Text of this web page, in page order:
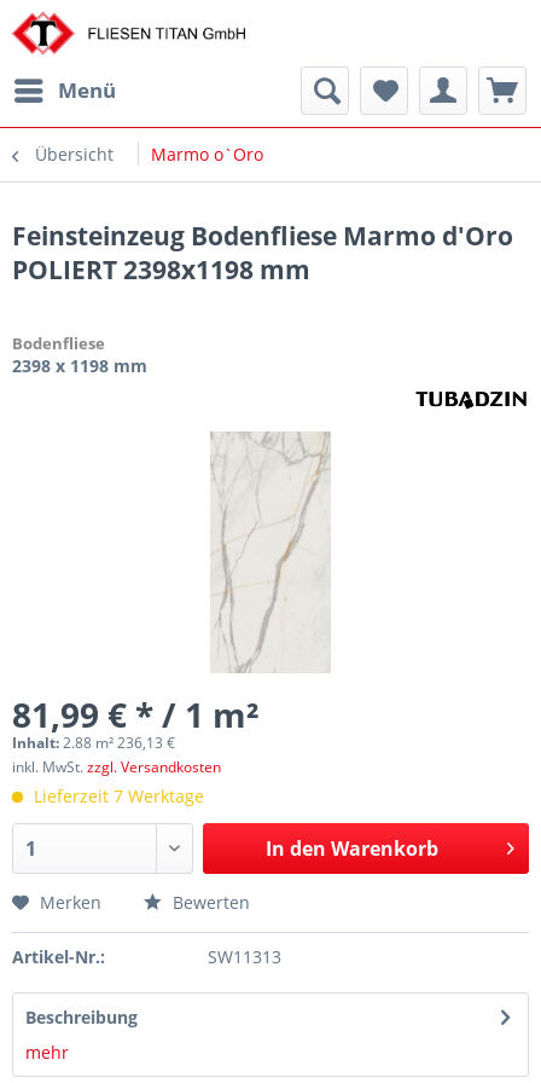
Menü
Übersicht Marmo o`Oro
Feinsteinzeug Bodenfliese Marmo d'Oro
POLIERT 2398x1198 mm
Bodenfliese
2398 x 1198 mm
81,99 € * / 1 m²
Inhalt:2.88 m² 236,13 €
inkl. MwSt.zzgl. Versandkosten
Lieferzeit 7 Werktage
In den Warenkorb
Merken Bewerten
Artikel-Nr.: SW11313
Beschreibung
mehr